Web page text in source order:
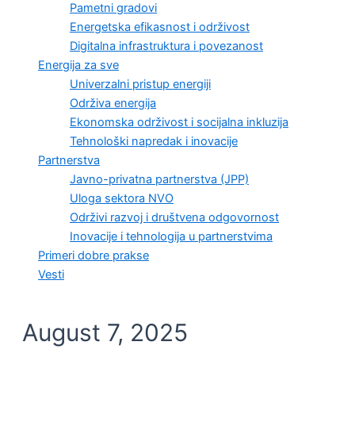
Pametni gradovi
Energetska efikasnost i održivost
Digitalna infrastruktura i povezanost
Energija za sve
Univerzalni pristup energiji
Održiva energija
Ekonomska održivost i socijalna inkluzija
Tehnološki napredak i inovacije
Partnerstva
Javno-privatna partnerstva (JPP)
Uloga sektora NVO
Održivi razvoj i društvena odgovornost
Inovacije i tehnologija u partnerstvima
Primeri dobre prakse
Vesti
August 7, 2025